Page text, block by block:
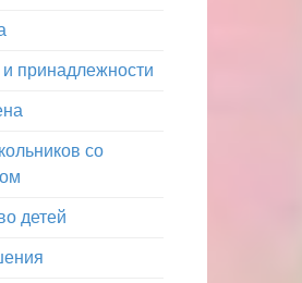
принадлежности
со
детей